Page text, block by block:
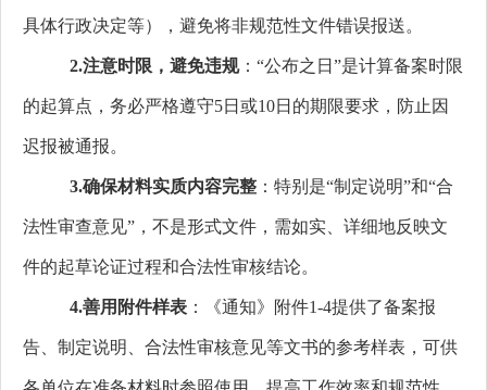
具体行政决定等），避免将非规范性文件错误报送。
2.注意时限，避免违规：“公布之日”是计算备案时限
的起算点，务必严格遵守5日或10日的期限要求，防止因
迟报被通报。
3.确保材料实质内容完整 ：特别是“制定说明”和“合
法性审查意见”，不是形式文件，需如实、详细地反映文
件的起草论证过程和合法性审核结论。
4.善用附件样表 ：《通知》附件1-4提供了备案报
告、制定说明、合法性审核意见等文书的参考样表，可供